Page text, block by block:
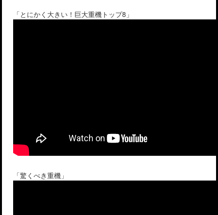
「とにかく大きい！巨大重機トップ8」
「驚くべき重機」